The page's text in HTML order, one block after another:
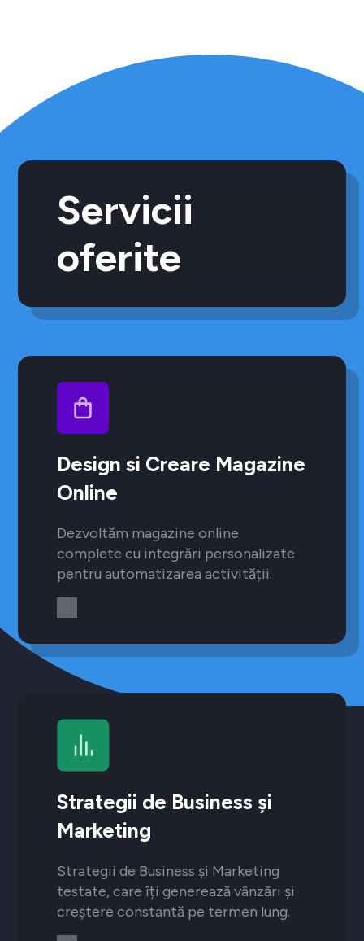
Servicii
oferite
Design si Creare Magazine
Online
Dezvoltăm magazine online
complete cu integrări personalizate
pentru automatizarea activității.
Strategii de Business și
Marketing
Strategii de Business și Marketing
testate, care îți generează vânzări și
creștere constantă pe termen lung.